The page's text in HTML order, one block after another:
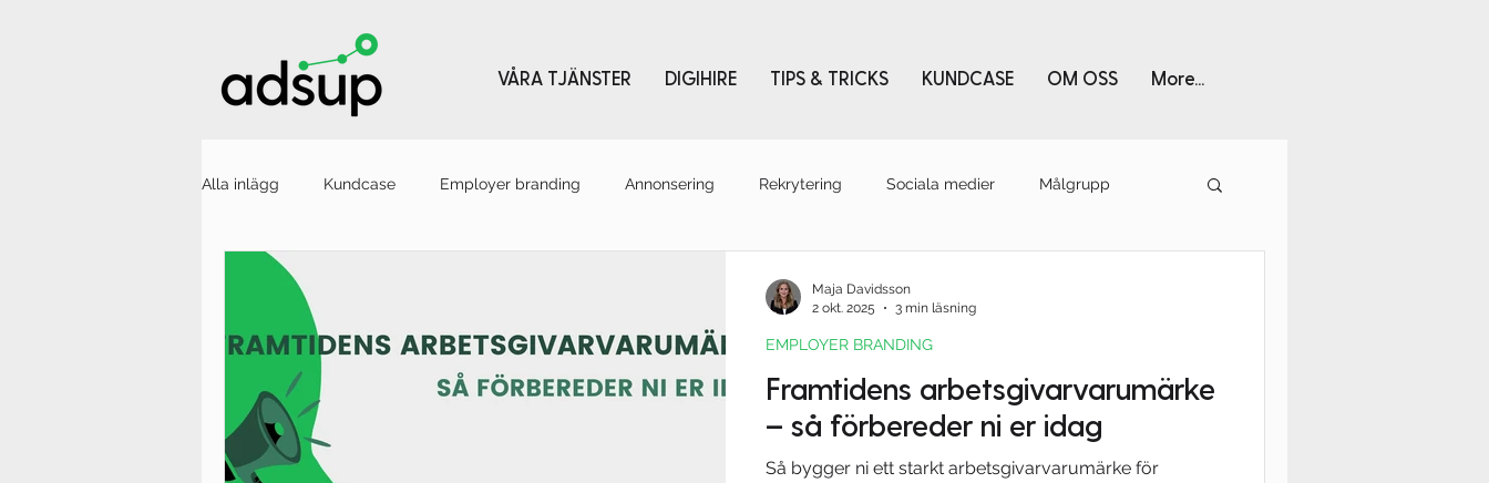
VÅRA TJÄNSTER DIGIHIRE TIPS & TRICKS KUNDCASE OM OSS More...
Alla inlägg Kundcase Employer branding Annonsering Rekrytering Sociala medier Målgrupp
Employee Advocacy
Framtidens arbetsgivarvarumärke
– så förbereder ni er idag
Så bygger ni ett starkt arbetsgivarvarumärke för
EMPLOYER BRANDING
Maja Davidsson
2 okt. 2025
3 min läsning